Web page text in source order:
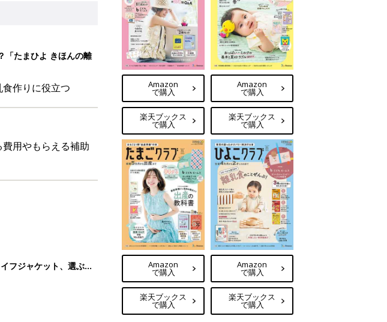
「たまひよ きほんの離
作りに役立つ
用やもらえる補助
フジャケット、選ぶと
Amazon
で購入
楽天ブックス
で購入
Amazon
で購入
楽天ブックス
で購入
Amazon
で購入
楽天ブックス
で購入
Amazon
で購入
楽天ブックス
で購入